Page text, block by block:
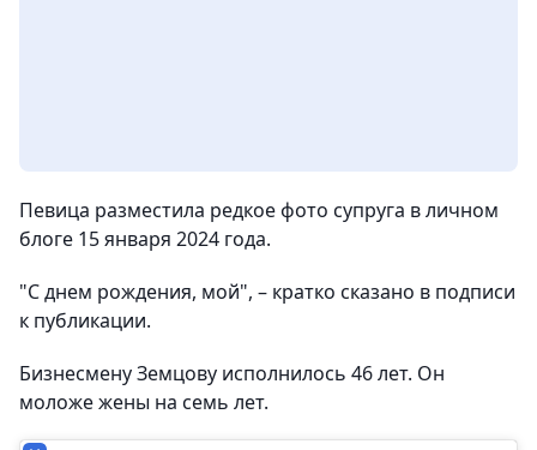
Певица разместила редкое фото супруга в личном
блоге 15 января 2024 года.
"С днем рождения, мой", – кратко сказано в подписи
к публикации.
Бизнесмену Земцову исполнилось 46 лет. Он
моложе жены на семь лет.